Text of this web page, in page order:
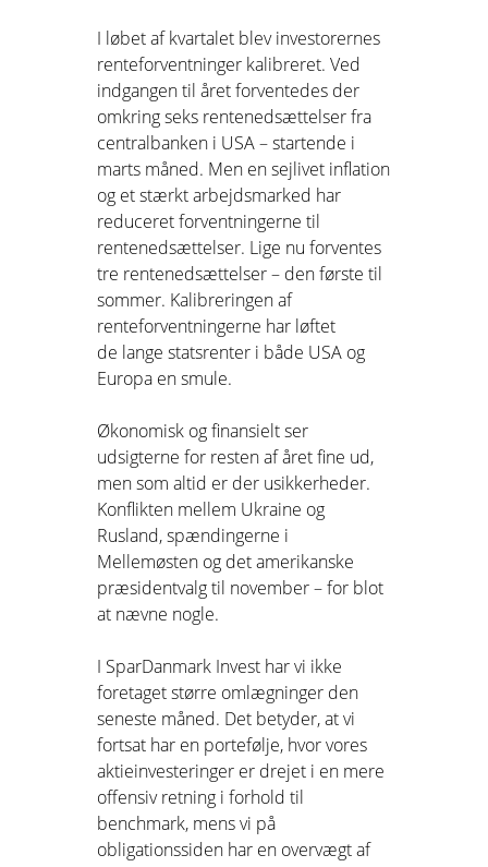
I løbet af kvartalet blev investorernes
renteforventninger kalibreret. Ved
indgangen til året forventedes der
omkring seks rentenedsættelser fra
centralbanken i USA – startende i
marts måned. Men en sejlivet inflation
og et stærkt arbejdsmarked har
reduceret forventningerne til
rentenedsættelser. Lige nu forventes
tre rentenedsættelser – den første til
sommer. Kalibreringen af
renteforventningerne har løftet
de lange statsrenter i både USA og
Europa en smule.
Økonomisk og finansielt ser
udsigterne for resten af året fine ud,
men som altid er der usikkerheder.
Konflikten mellem Ukraine og
Rusland, spændingerne i
Mellemøsten og det amerikanske
præsidentvalg til november – for blot
at nævne nogle.
I SparDanmark Invest har vi ikke
foretaget større omlægninger den
seneste måned. Det betyder, at vi
fortsat har en portefølje, hvor vores
aktieinvesteringer er drejet i en mere
offensiv retning i forhold til
benchmark, mens vi på
obligationssiden har en overvægt af